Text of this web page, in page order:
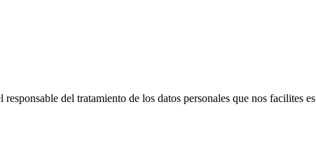
del tratamiento de los datos personales que nos facilites es